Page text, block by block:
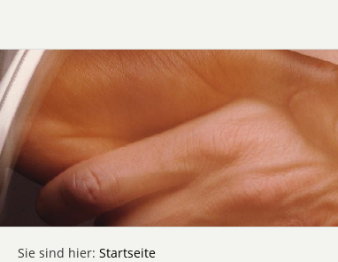
Sie sind hier: Startseite